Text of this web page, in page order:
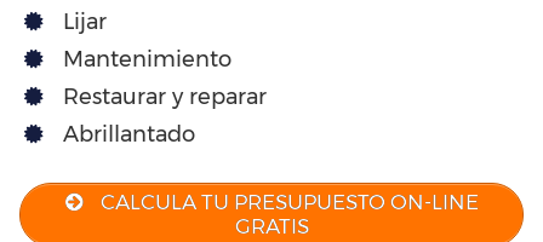
Lijar
Mantenimiento
Restaurar y reparar
Abrillantado
CALCULA TU PRESUPUESTO ON-LINE
GRATIS